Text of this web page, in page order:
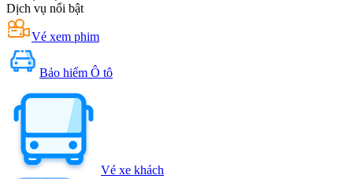
Dịch vụ nổi bật
Vé xem phim
Bảo hiểm Ô tô
Vé xe khách